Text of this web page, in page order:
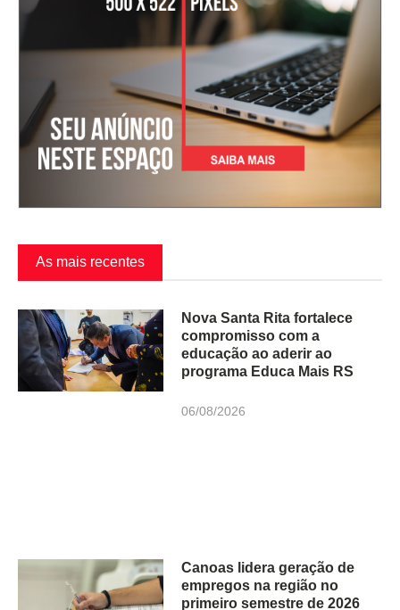
As mais recentes
Nova Santa Rita fortalece
compromisso com a
educação ao aderir ao
programa Educa Mais RS
06/08/2026
Canoas lidera geração de
empregos na região no
primeiro semestre de 2026